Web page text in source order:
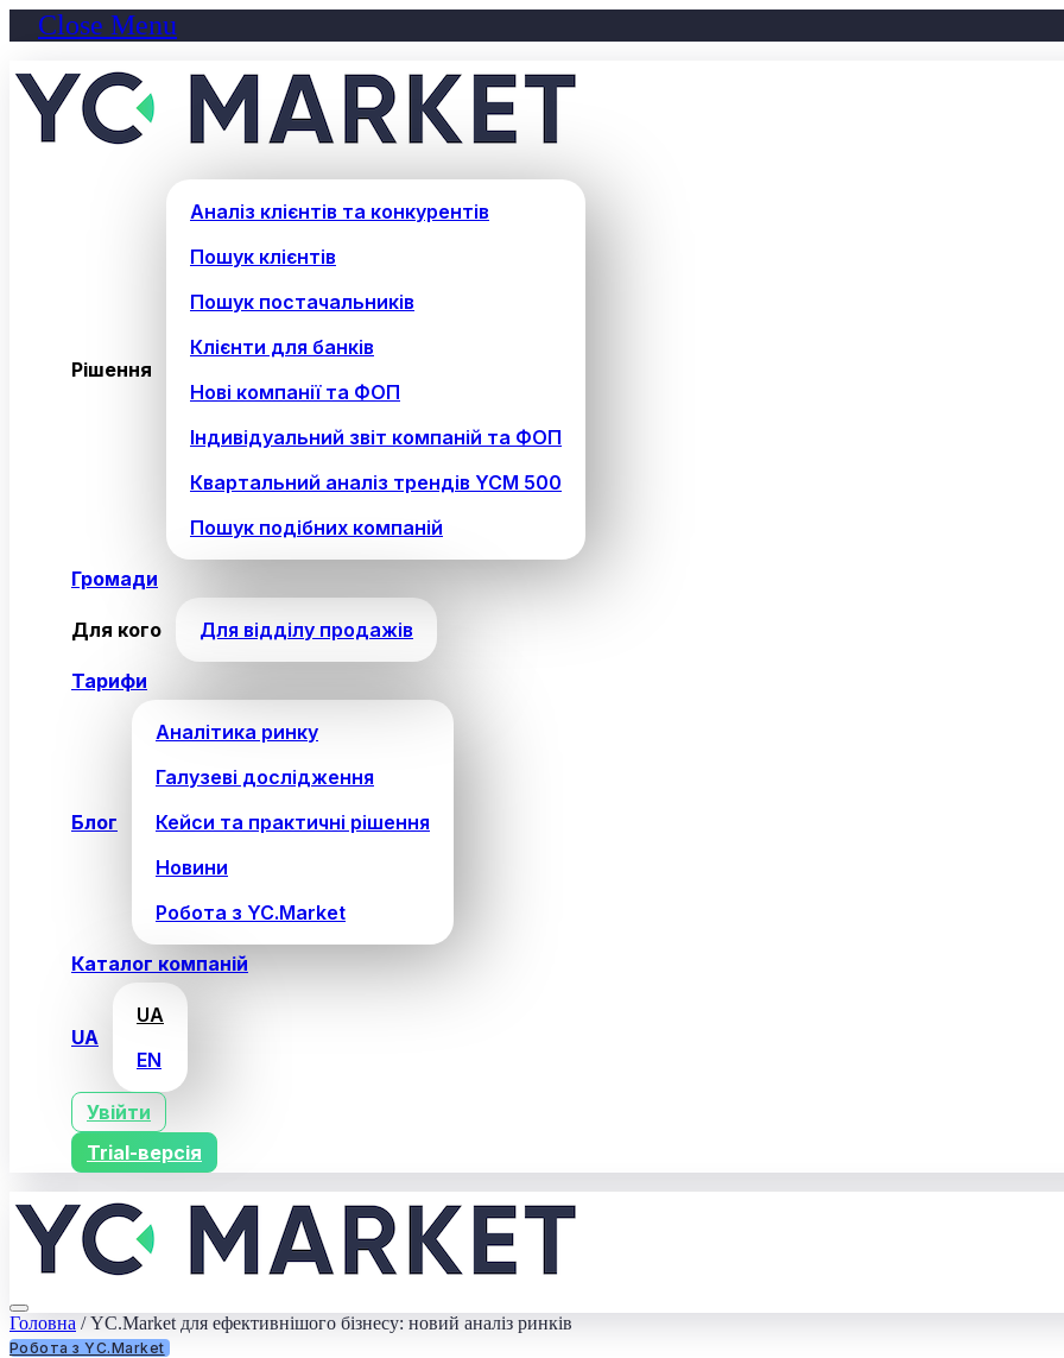
Close Menu
Рішення
Аналіз клієнтів та конкурентів
Пошук клієнтів
Пошук постачальників
Клієнти для банків
Нові компанії та ФОП
Індивідуальний звіт компаній та ФОП
Квартальний аналіз трендів YCM 500
Пошук подібних компаній
Громади
Для кого Для відділу продажів
Тарифи
Блог
Аналітика ринку
Галузеві дослідження
Кейси та практичні рішення
Новини
Робота з YC.Market
Каталог компаній
UA
UA
EN
Увійти
Trial-версія
Головна /YC.Market для ефективнішого бізнесу: новий аналіз ринків
Робота з YC.Market